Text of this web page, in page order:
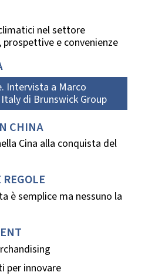
nel settore
e convenienze
Intervista a Marco
di Brunswick Group
CHINA
Cina alla conquista del
è semplice ma nessuno la
per innovare